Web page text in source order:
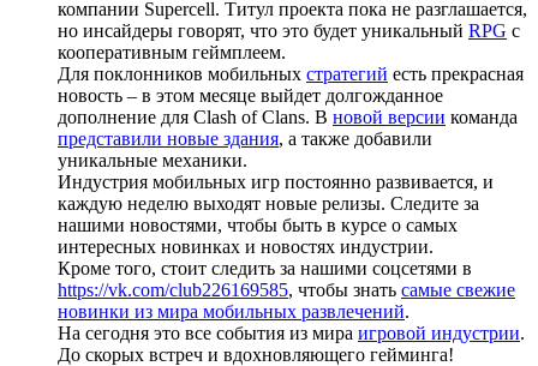
компании Supercell. Титул проекта пока не разглашается,
но инсайдеры говорят, что это будет уникальный RPG с
кооперативным геймплеем.
Для поклонников мобильных стратегий есть прекрасная
новость – в этом месяце выйдет долгожданное
дополнение для Clash of Clans. В новой версии команда
представили новые здания, а также добавили
уникальные механики.
Индустрия мобильных игр постоянно развивается, и
каждую неделю выходят новые релизы. Следите за
нашими новостями, чтобы быть в курсе о самых
интересных новинках и новостях индустрии.
Кроме того, стоит следить за нашими соцсетями в
https://vk.com/club226169585, чтобы знать самые свежие
новинки из мира мобильных развлечений.
На сегодня это все события из мира игровой индустрии.
До скорых встреч и вдохновляющего гейминга!